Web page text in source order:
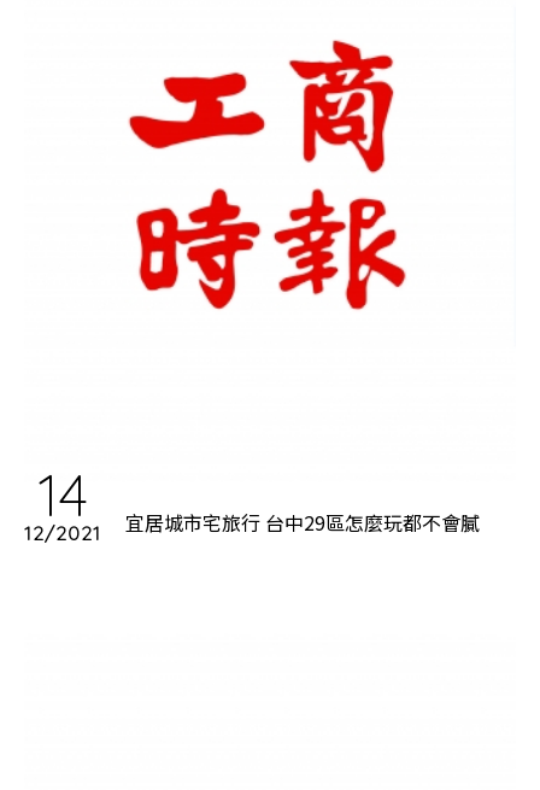
14
12/2021 宜居城市宅旅行 台中29區怎麼玩都不會膩